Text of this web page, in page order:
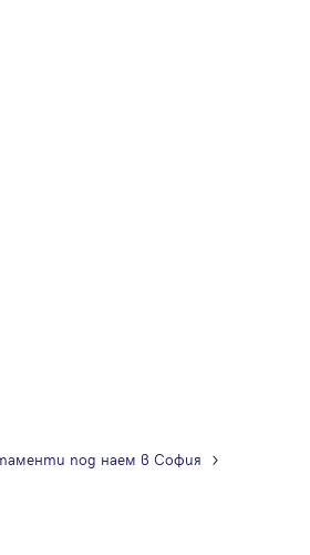
под наем в София